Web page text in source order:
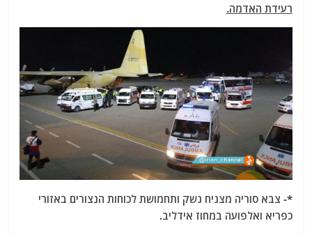
רעידת האדמה.
*- צבא סוריה מצניח נשק ותחמושת לכוחות הנצורים באזורי
כפריא ואלפועה במחוז אידליב.